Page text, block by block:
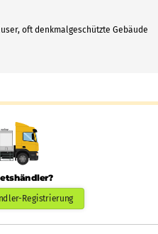
oft denkmalgeschützte Gebäude
Registrierung